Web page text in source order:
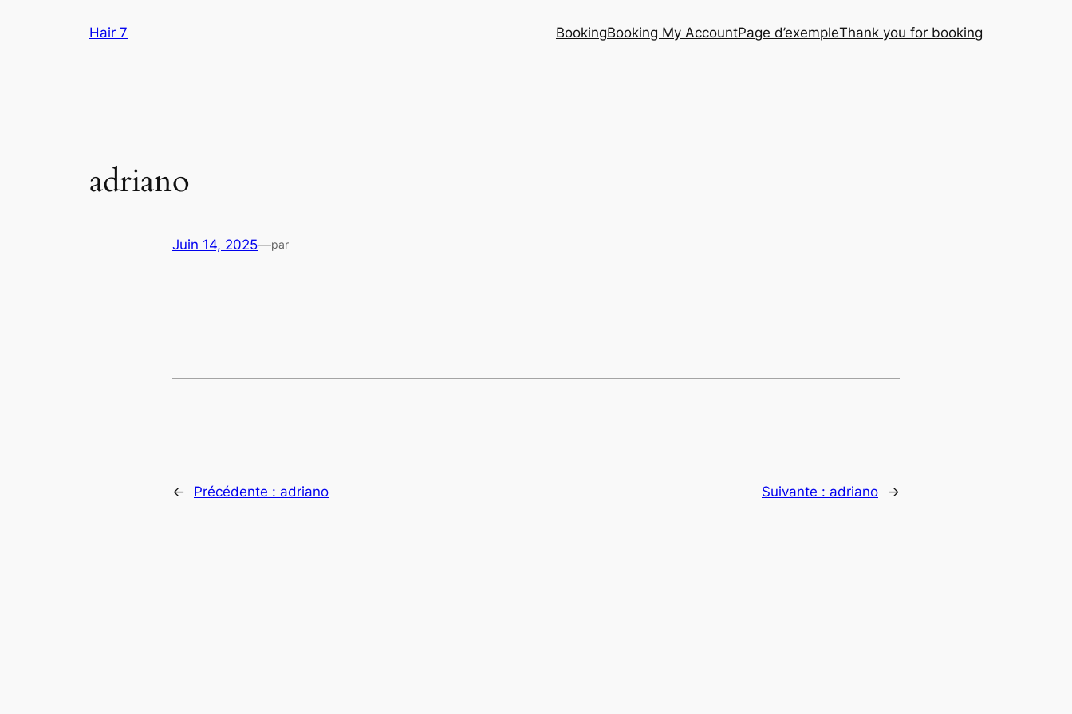
Hair 7 BookingBooking My AccountPage d’exempleThank you for booking
adriano
Juin 14, 2025—par
← Précédente : adriano Suivante : adriano →